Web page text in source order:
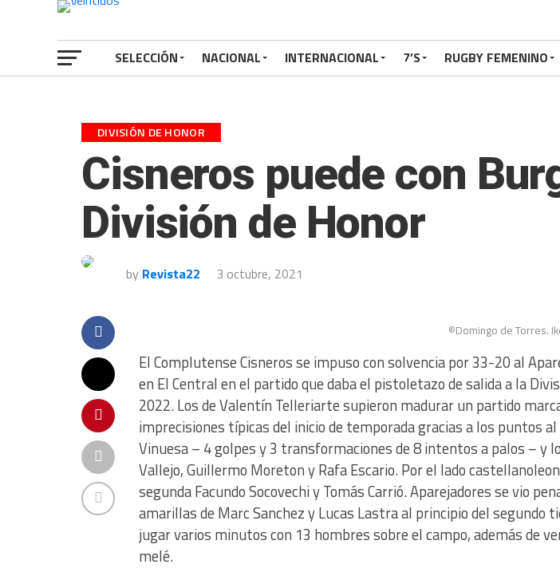
SELECCIÓN NACIONAL INTERNACIONAL 7’S RUGBY FEMENINO
DIVISIÓN DE HONOR
Cisneros puede con
División de Honor
by Revista22 3 octubre, 2021
©Domingo de Torres.
El Complutense Cisneros se impuso con solvencia por 33-20 al
en El Central en el partido que daba el pistoletazo de salida a la
2022. Los de Valentín Telleriarte supieron madurar un partido
imprecisiones típicas del inicio de temporada gracias a los puntos al
Vinuesa – 4 golpes y 3 transformaciones de 8 intentos a palos – y
Vallejo, Guillermo Moreton y Rafa Escario. Por el lado
segunda Facundo Socovechi y Tomás Carrió. Aparejadores se vio
amarillas de Marc Sanchez y Lucas Lastra al principio del segundo
jugar varios minutos con 13 hombres sobre el campo, además de
melé.